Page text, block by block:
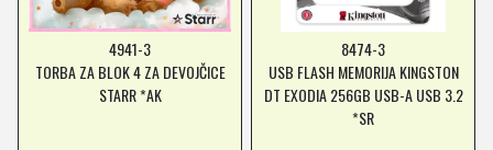
4941-3
TORBA ZA BLOK 4 ZA DEVOJČICE
STARR *AK
8474-3
USB FLASH MEMORIJA KINGSTON
DT EXODIA 256GB USB-A USB 3.2
*SR